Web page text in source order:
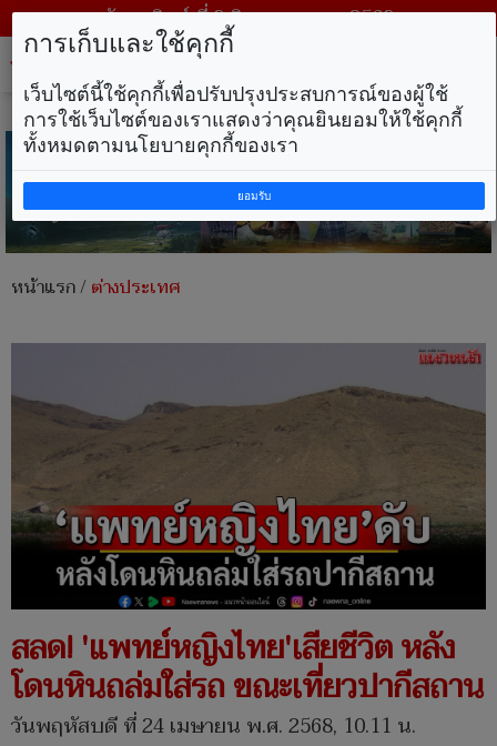
วันอาทิตย์ ที่ 9 สิงหาคม พ.ศ. 2569
หน้าแรก/ต่างประเทศ
สลด! 'แพทย์หญิงไทย'เสียชีวิต หลัง
โดนหินถล่มใส่รถ ขณะเที่ยวปากีสถาน
วันพฤหัสบดี ที่ 24 เมษายน พ.ศ. 2568, 10.11 น.
การเก็บและใช้คุกกี้
เว็บไซต์นี้ใช้คุกกี้เพื่อปรับปรุงประสบการณ์ของผู้ใช้
การใช้เว็บไซต์ของเราแสดงว่าคุณยินยอมให้ใช้คุกกี้
ทั้งหมดตามนโยบายคุกกี้ของเรา
ยอมรับ